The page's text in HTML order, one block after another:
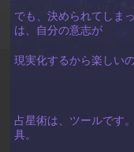
でも、決められてしま
は、自分の意志が
現実化するから楽しいの
占星術は、ツールです
具。